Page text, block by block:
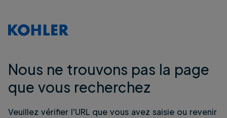
Nous ne trouvons pas la page
que vous recherchez
Veuillez vérifier l'URL que vous avez saisie ou revenir